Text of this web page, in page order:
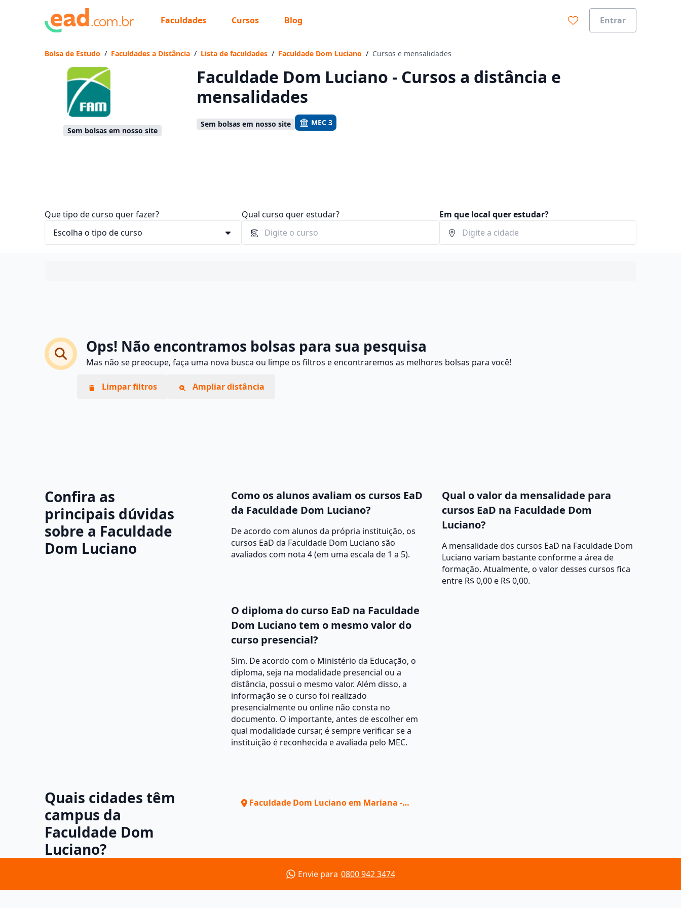
Faculdades Cursos Blog Entrar
Vamos te guiar no caminho ideal para seus estudos
Sim, já sei
Bolsa de Estudo / Faculdades a Distância / Lista de faculdades / Faculdade Dom Luciano / Cursos e mensalidades
Sem bolsas em nosso site
Faculdade Dom Luciano - Cursos a distância e
mensalidades
Sem bolsas em nosso site MEC 3
Que tipo de curso quer fazer? Qual curso quer estudar? Em que local quer estudar?
Ops! Não encontramos bolsas para sua pesquisa
Mas não se preocupe, faça uma nova busca ou limpe os filtros e encontraremos as melhores bolsas para você!
Limpar filtros Ampliar distância
Confira as
principais dúvidas
sobre a Faculdade
Dom Luciano
Como os alunos avaliam os cursos EaD
da Faculdade Dom Luciano?
De acordo com alunos da própria instituição, os
cursos EaD da Faculdade Dom Luciano são
avaliados com nota 4 (em uma escala de 1 a 5).
Qual o valor da mensalidade para
cursos EaD na Faculdade Dom
Luciano?
A mensalidade dos cursos EaD na Faculdade Dom
Luciano variam bastante conforme a área de
formação. Atualmente, o valor desses cursos fica
entre R$ 0,00 e R$ 0,00.
O diploma do curso EaD na Faculdade
Dom Luciano tem o mesmo valor do
curso presencial?
Sim. De acordo com o Ministério da Educação, o
diploma, seja na modalidade presencial ou a
distância, possui o mesmo valor. Além disso, a
informação se o curso foi realizado
presencialmente ou online não consta no
documento. O importante, antes de escolher em
qual modalidade cursar, é sempre verificar se a
instituição é reconhecida e avaliada pelo MEC.
Quais cidades têm
campus da
Faculdade Dom
Luciano?
Faculdade Dom Luciano em Mariana -
Envie para 0800 942 3474